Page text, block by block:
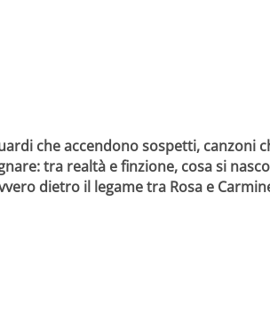
che accendono sospetti, canzoni
tra realtà e finzione, cosa si
dietro il legame tra Rosa e